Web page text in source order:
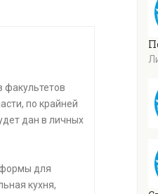
факультетов
по крайней
дан в личных
формы для
кухня,